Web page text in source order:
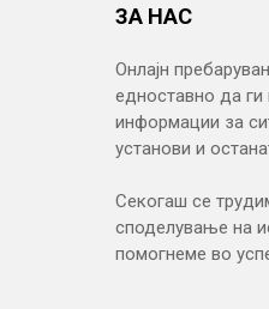
ЗА НАС
Онлајн
едноставно да ги
информации за
установи и
Секогаш се
споделување на
помогнеме во